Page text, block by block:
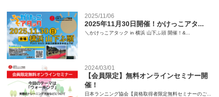
2025/11/06
2025年11月30日開催！かけっこアタ...
＼かけっこアタック in 横浜 山下ふ頭 開催！&...
2024/03/01
【会員限定】無料オンラインセミナー開
催！
日本ランニング協会【資格取得者限定無料セミナーのご...